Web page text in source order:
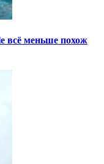
всё меньше похож